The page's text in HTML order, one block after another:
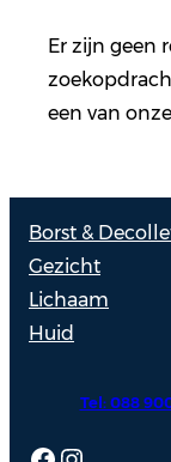
Er zijn geen
een van
Borst &
Gezicht
Lichaam
Huid
Tel: 088